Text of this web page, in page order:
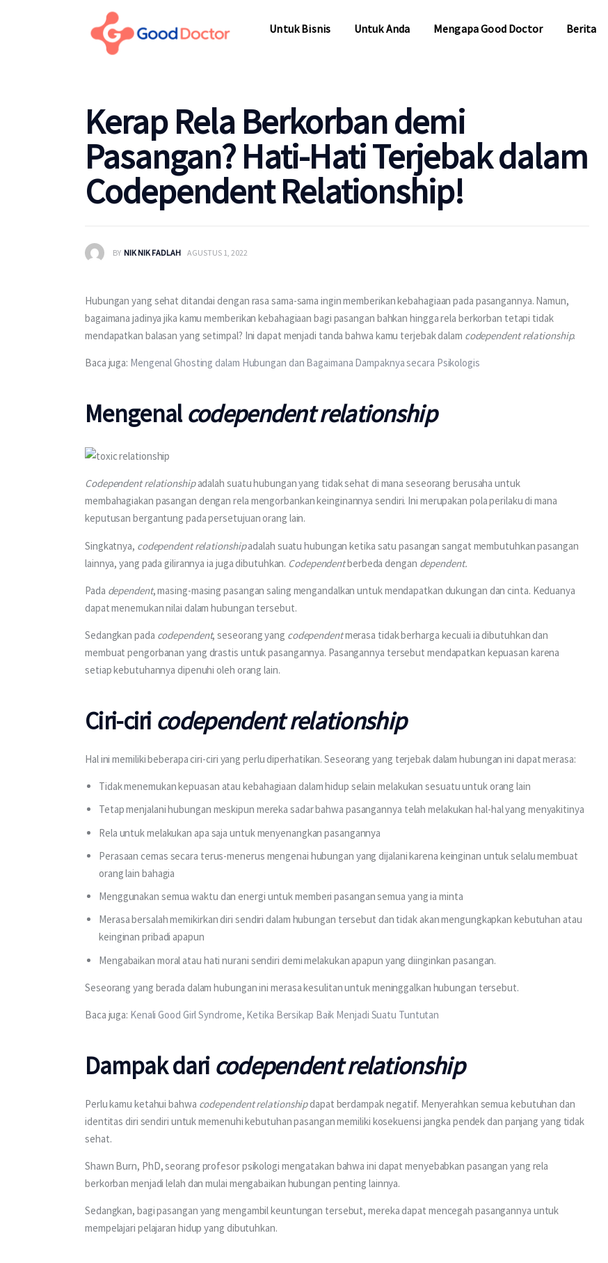
Untuk Bisnis Untuk Anda Mengapa Good Doctor Berita
Kerap Rela Berkorban demi
Pasangan? Hati-Hati Terjebak dalam
Codependent Relationship!
BY NIK NIK FADLAH AGUSTUS 1, 2022
Hubungan yang sehat ditandai dengan rasa sama-sama ingin memberikan kebahagiaan pada pasangannya. Namun,
bagaimana jadinya jika kamu memberikan kebahagiaan bagi pasangan bahkan hingga rela berkorban tetapi tidak
mendapatkan balasan yang setimpal? Ini dapat menjadi tanda bahwa kamu terjebak dalam codependent relationship.
Baca juga: Mengenal Ghosting dalam Hubungan dan Bagaimana Dampaknya secara Psikologis
Mengenalcodependent relationship
Codependent relationship adalah suatu hubungan yang tidak sehat di mana seseorang berusaha untuk
membahagiakan pasangan dengan rela mengorbankan keinginannya sendiri. Ini merupakan pola perilaku di mana
keputusan bergantung pada persetujuan orang lain.
Singkatnya, codependent relationship adalah suatu hubungan ketika satu pasangan sangat membutuhkan pasangan
lainnya, yang pada gilirannya ia juga dibutuhkan. Codependent berbeda dengan dependent.
Pada dependent, masing-masing pasangan saling mengandalkan untuk mendapatkan dukungan dan cinta. Keduanya
dapat menemukan nilai dalam hubungan tersebut.
Sedangkan pada codependent, seseorang yang codependent merasa tidak berharga kecuali ia dibutuhkan dan
membuat pengorbanan yang drastis untuk pasangannya. Pasangannya tersebut mendapatkan kepuasan karena
setiap kebutuhannya dipenuhi oleh orang lain.
Ciri-ciri codependent relationship
Hal ini memiliki beberapa ciri-ciri yang perlu diperhatikan. Seseorang yang terjebak dalam hubungan ini dapat merasa:
Tidak menemukan kepuasan atau kebahagiaan dalam hidup selain melakukan sesuatu untuk orang lain
Tetap menjalani hubungan meskipun mereka sadar bahwa pasangannya telah melakukan hal-hal yang menyakitinya
Rela untuk melakukan apa saja untuk menyenangkan pasangannya
Perasaan cemas secara terus-menerus mengenai hubungan yang dijalani karena keinginan untuk selalu membuat
orang lain bahagia
Menggunakan semua waktu dan energi untuk memberi pasangan semua yang ia minta
Merasa bersalah memikirkan diri sendiri dalam hubungan tersebut dan tidak akan mengungkapkan kebutuhan atau
keinginan pribadi apapun
Mengabaikan moral atau hati nurani sendiri demi melakukan apapun yang diinginkan pasangan.
Seseorang yang berada dalam hubungan ini merasa kesulitan untuk meninggalkan hubungan tersebut.
Baca juga: Kenali Good Girl Syndrome, Ketika Bersikap Baik Menjadi Suatu Tuntutan
Dampak dari codependent relationship
Perlu kamu ketahui bahwa codependent relationship dapat berdampak negatif. Menyerahkan semua kebutuhan dan
identitas diri sendiri untuk memenuhi kebutuhan pasangan memiliki kosekuensi jangka pendek dan panjang yang tidak
sehat.
Shawn Burn, PhD, seorang profesor psikologi mengatakan bahwa ini dapat menyebabkan pasangan yang rela
berkorban menjadi lelah dan mulai mengabaikan hubungan penting lainnya.
Sedangkan, bagi pasangan yang mengambil keuntungan tersebut, mereka dapat mencegah pasangannya untuk
mempelajari pelajaran hidup yang dibutuhkan.